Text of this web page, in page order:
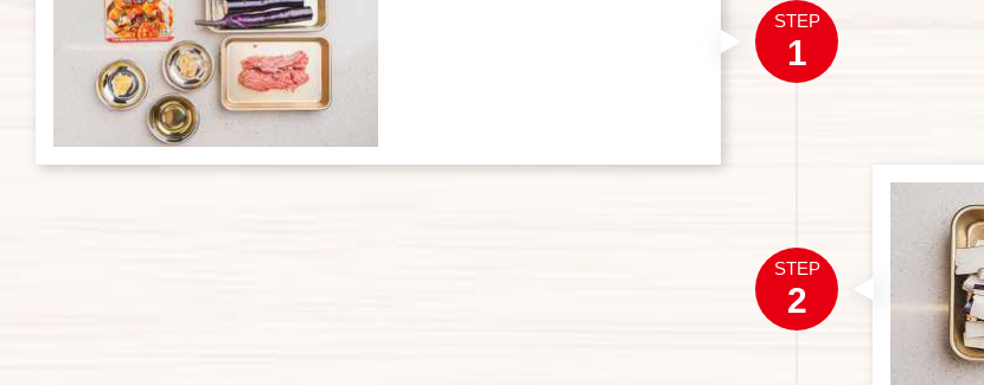
STEP
1
STEP
2